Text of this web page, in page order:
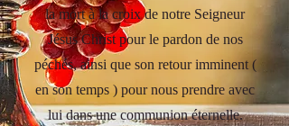
la mort à la croix de notre Seigneur
Jésus Christ pour le pardon de nos
péchés, ainsi que son retour imminent (
en son temps ) pour nous prendre avec
lui dans une communion éternelle.